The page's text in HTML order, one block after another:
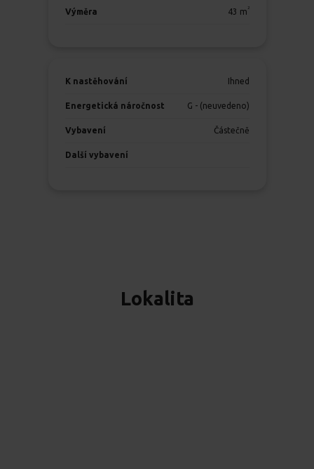
Výměra 43 m 2
K nastěhování Ihned
Energetická náročnost G - (neuvedeno)
Vybavení Částečně
Další vybavení
Lokalita